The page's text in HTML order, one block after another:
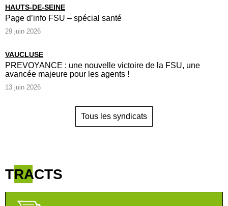
HAUTS-DE-SEINE
Page d’info FSU – spécial santé
29 juin 2026
VAUCLUSE
PREVOYANCE : une nouvelle victoire de la FSU, une
avancée majeure pour les agents !
13 juin 2026
Tous les syndicats
TRACTS